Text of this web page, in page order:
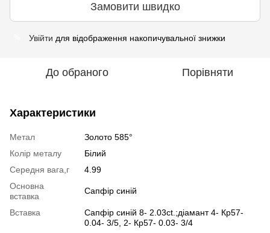
Замовити швидко
Увійти для відображення накопичувальної знижки
До обраного Порівняти
Характеристики
Метал
Золото 585°
Колір металу
Білий
Середня вага,г
4.99
Основна
вставка
Сапфір синій
Вставка
Сапфір синій 8- 2.03ct.;діамант 4- Кр57-
0.04- 3/5, 2- Кр57- 0.03- 3/4